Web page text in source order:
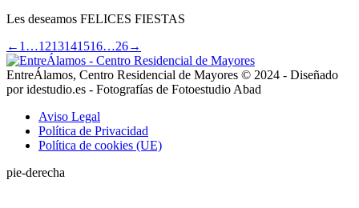
Les deseamos FELICES FIESTAS
← 1 …1213141516…26→
EntreÁlamos, Centro Residencial de Mayores © 2024 - Diseñado
por idestudio.es - Fotografías de Fotoestudio Abad
Aviso Legal
Política de Privacidad
Política de cookies (UE)
pie-derecha